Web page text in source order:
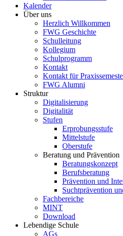
Kalender
Über uns
Herzlich Willkommen
FWG Geschichte
Schulleitung
Kollegium
Schulprogramm
Kontakt
Kontakt für
FWG Alumni
Struktur
Digitalisierung
Digitalität
Stufen
Erprobungsstufe
Mittelstufe
Oberstufe
Beratung und Prävention
Beratungskonzept
Berufsberatung
Prävention und
Suchtprävention
Fachbereiche
MINT
Download
Lebendige Schule
AGs